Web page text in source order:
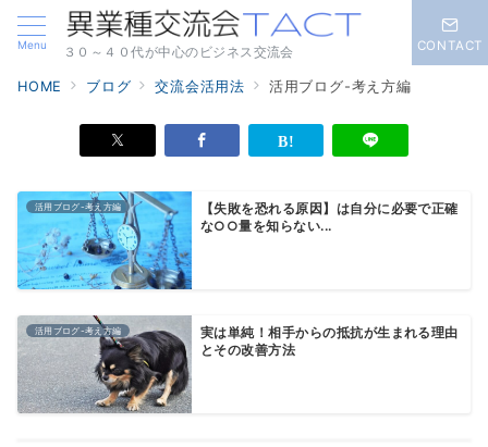
Menu
３０～４０代が中心のビジネス交流会 CONTACT
HOME ブログ 交流会活用法 活用ブログ-考え方編
活用ブログ-考え方編
【失敗を恐れる原因】は自分に必要で正確
な○○量を知らない...
活用ブログ-考え方編
実は単純！相手からの抵抗が生まれる理由
とその改善方法